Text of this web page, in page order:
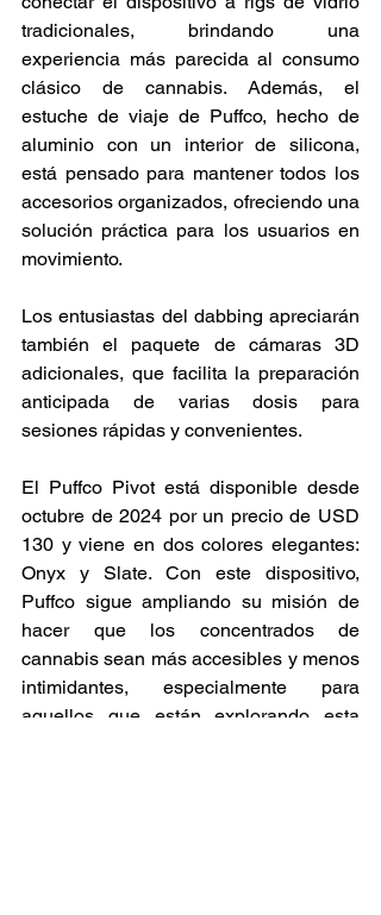
tradicionales, brindando una
experiencia más parecida al consumo
clásico de cannabis. Además, el
estuche de viaje de Puffco, hecho de
aluminio con un interior de silicona,
está pensado para mantener todos los
accesorios organizados, ofreciendo una
solución práctica para los usuarios en
movimiento.
Los entusiastas del dabbing apreciarán
también el paquete de cámaras 3D
adicionales, que facilita la preparación
anticipada de varias dosis para
sesiones rápidas y convenientes.
El Puffco Pivot está disponible desde
octubre de 2024 por un precio de USD
130 y viene en dos colores elegantes:
Onyx y Slate. Con este dispositivo,
Puffco sigue ampliando su misión de
hacer que los concentrados de
cannabis sean más accesibles y menos
intimidantes, especialmente para
aquellos que están explorando esta